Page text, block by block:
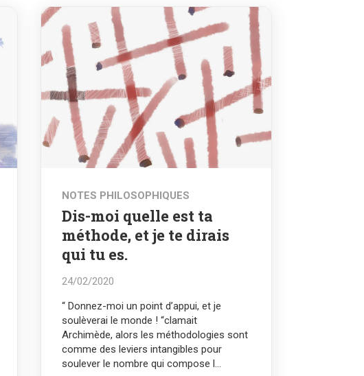
NOTES PHILOSOPHIQUES
Dis-moi quelle est ta
méthode, et je te dirais
qui tu es.
24/02/2020
“ Donnez-moi un point d’appui, et je
soulèverai le monde ! “clamait
Archimède, alors les méthodologies sont
comme des leviers intangibles pour
soulever le nombre qui compose l...